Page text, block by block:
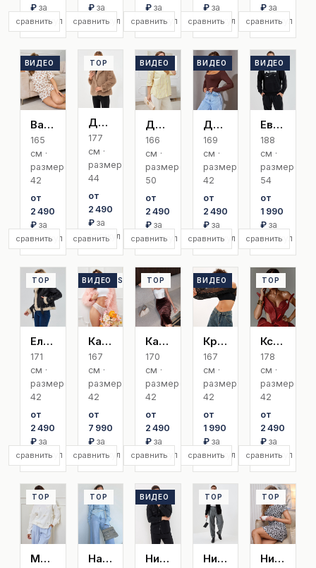
сравнить
₽ за
артикул
сравнить
₽ за
артикул
сравнить
₽за
артикул
сравнить
₽ за
артикул
сравнить
₽за
артикул
сравнить
TOP
ВИДЕО
Валерия
165
см ·
размер
42
от
2 490
₽ за
артикул
сравнить
TOP
Дари Л
177
см ·
размер
44
от
2 490
₽ за
артикул
сравнить
SIZE+
ВИДЕО
Дарья | Plus Size
166
см ·
размер
50
от
2 490
₽за
артикул
сравнить
TOP
ВИДЕО
Диана К
169
см ·
размер
42
от
2 490
₽ за
артикул
сравнить
TOP
ВИДЕО
Евгений
188
см ·
размер
54
от
1 990
₽за
артикул
сравнить
TOP
Елизавета
171
см ·
размер
42
от
2 490
₽ за
артикул
сравнить
EXCLUSIVE
ВИДЕО
Карина Exclusive
167
см ·
размер
42
от
7 990
₽ за
артикул
сравнить
TOP
Карина Лебедь
170
см ·
размер
42
от
2 490
₽за
артикул
сравнить
TOP
ВИДЕО
Кристина Кудряш
167
см ·
размер
42
от
1 990
₽ за
артикул
сравнить
TOP
Ксения С
178
см ·
размер
42
от
2 490
₽за
артикул
TOP
Мария Б
TOP
Надежда
TOP
ВИДЕО
Никита
TOP
Николай
TOP
Нина